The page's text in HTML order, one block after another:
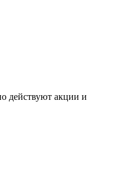
действуют акции и